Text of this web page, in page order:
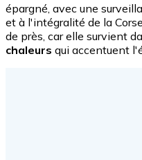
épargné, avec une
et à l'intégralité de la
de près, car elle survient
chaleurs qui accentuent